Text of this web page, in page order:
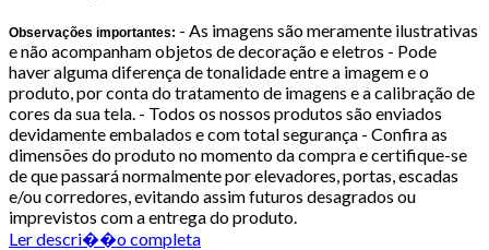
Observações importantes: - As imagens são meramente ilustrativas
e não acompanham objetos de decoração e eletros - Pode
haver alguma diferença de tonalidade entre a imagem e o
produto, por conta do tratamento de imagens e a calibração de
cores da sua tela. - Todos os nossos produtos são enviados
devidamente embalados e com total segurança - Confira as
dimensões do produto no momento da compra e certifique-se
de que passará normalmente por elevadores, portas, escadas
e/ou corredores, evitando assim futuros desagrados ou
imprevistos com a entrega do produto.
Ler descri��o completa